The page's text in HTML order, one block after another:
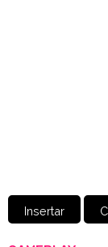
Insertar